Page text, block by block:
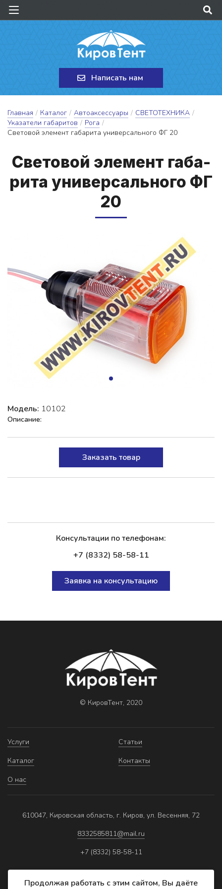
Написать нам
Главная / Каталог / Автоаксессуары / СВЕТОТЕХНИКА /
Указатели габаритов / Рога /
Световой элемент габарита универсального ФГ 20
Све­то­вой э­ле­мент га­ба­
ри­та у­ни­вер­саль­но­го ФГ
20
Модель: 10102
Описание:
Заказать товар
Консультации по телефонам:
+7 (8332) 58-58-11
Заявка на консультацию
© КировТент, 2020
Услуги
Каталог
О нас
Статьи
Контакты
610047, Кировская область, г. Киров, ул. Весенняя, 72
8332585811@mail.ru
+7 (8332) 58-58-11
Продолжая работать с этим сайтом, Вы даёте